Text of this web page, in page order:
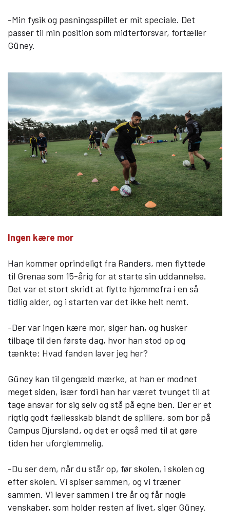
-Min fysik og pasningsspillet er mit speciale. Det
passer til min position som midterforsvar, fortæller
Güney.
Ingen kære mor
Han kommer oprindeligt fra Randers, men flyttede
til Grenaa som 15-årig for at starte sin uddannelse.
Det var et stort skridt at flytte hjemmefra i en så
tidlig alder, og i starten var det ikke helt nemt.
-Der var ingen kære mor, siger han, og husker
tilbage til den første dag, hvor han stod op og
tænkte: Hvad fanden laver jeg her?
Güney kan til gengæld mærke, at han er modnet
meget siden, især fordi han har været tvunget til at
tage ansvar for sig selv og stå på egne ben. Der er et
rigtig godt fællesskab blandt de spillere, som bor på
Campus Djursland, og det er også med til at gøre
tiden her uforglemmelig.
-Du ser dem, når du står op, før skolen, i skolen og
efter skolen. Vi spiser sammen, og vi træner
sammen. Vi lever sammen i tre år og får nogle
venskaber, som holder resten af livet, siger Güney.